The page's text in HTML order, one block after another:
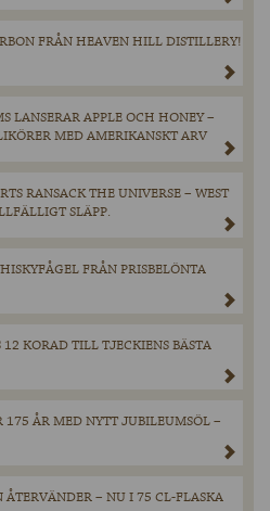
FRÅN HEAVEN HILL DISTILLERY!
LANSERAR APPLE OCH HONEY –
MED AMERIKANSKT ARV
RANSACK THE UNIVERSE – WEST
SLÄPP.
FRÅN PRISBELÖNTA
KORAD TILL TJECKIENS BÄSTA
175 ÅR MED NYTT JUBILEUMSÖL –
ÅTERVÄNDER – NU I 75 CL-FLASKA